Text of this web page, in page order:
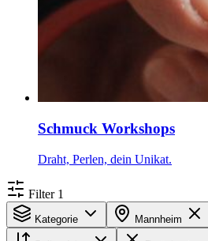
Schmuck Workshops
Draht, Perlen, dein Unikat.
Filter 1
Kategorie Mannheim